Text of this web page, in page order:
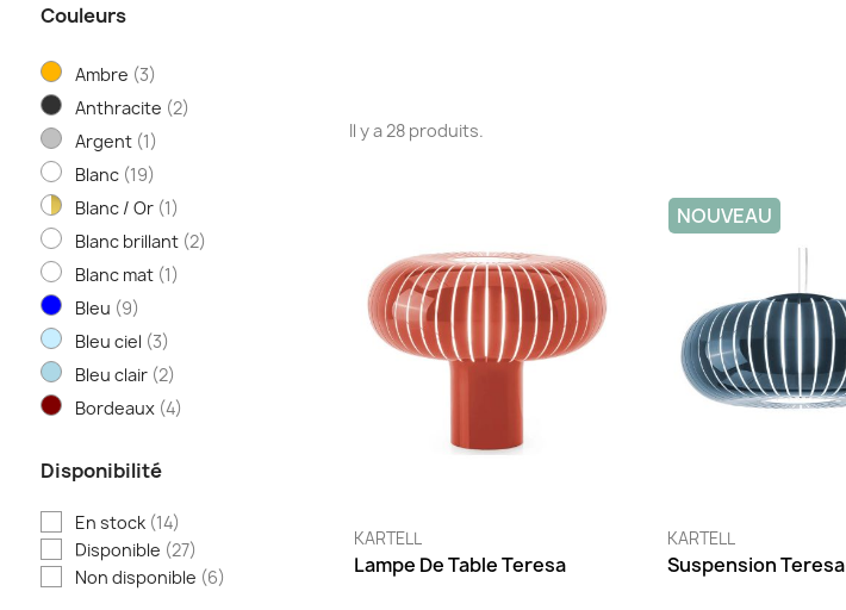
Couleurs
Ambre (3)
Anthracite (2)
Argent (1)
Blanc (19)
Blanc / Or (1)
Blanc brillant (2)
Blanc mat (1)
Bleu (9)
Bleu ciel (3)
Bleu clair (2)
Bordeaux (4)
Bronze(2)
Cola
(2)
Cristal(17)
Disponibilité
En stock (14)
Disponible (27)
Non disponible (6)
Il y a 28 produits.
KARTELL
Lampe De Table Teresa
KARTELL
Suspension Teresa
NOUVEAU